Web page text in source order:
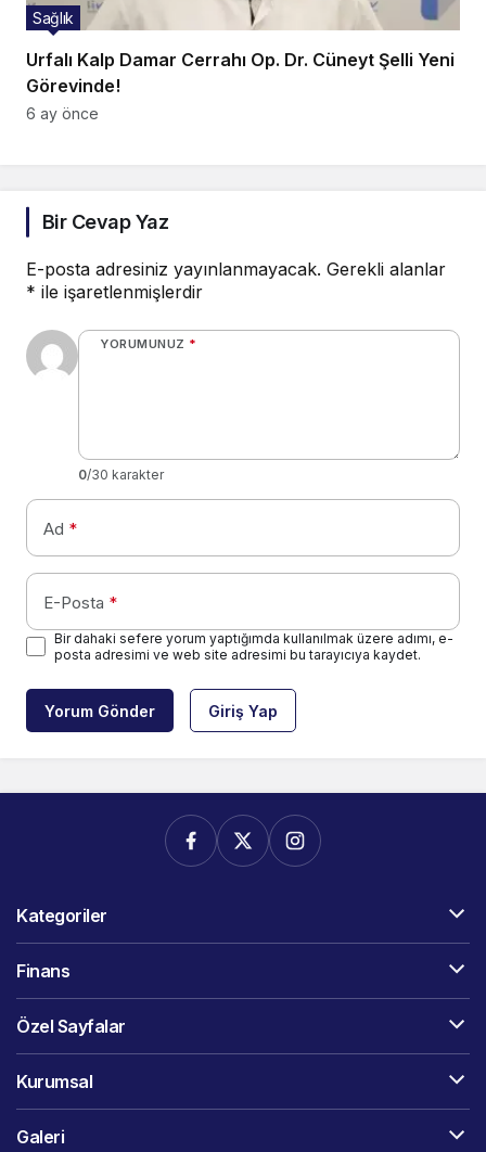
Urfalı Kalp Damar Cerrahı Op. Dr. Cüneyt Şelli Yeni
Görevinde!
Sağlık
6 ay önce
Bir Cevap Yaz
E-posta adresiniz yayınlanmayacak. Gerekli alanlar
* ile işaretlenmişlerdir
YORUMUNUZ *
0/30 karakter
Ad *
E-Posta *
Bir dahaki sefere yorum yaptığımda kullanılmak üzere adımı, e-
posta adresimi ve web site adresimi bu tarayıcıya kaydet.
Yorum Gönder Giriş Yap
Kategoriler
Finans
Özel Sayfalar
Kurumsal
Galeri